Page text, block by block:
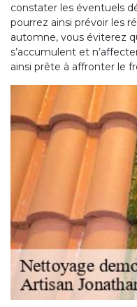
constater les éventuels
pourrez ainsi prévoir les
automne, vous éviterez
s’accumulent et
ainsi prête à affronter le